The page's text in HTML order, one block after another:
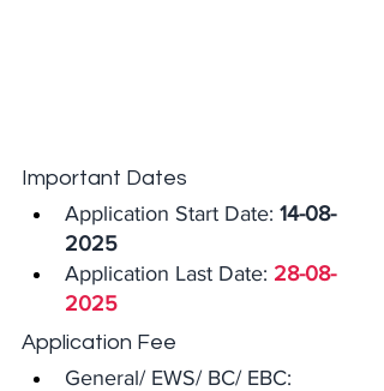
Important Dates
Application Start Date: 14-08-
2025
Application Last Date: 28-08-
2025
Application Fee
General/ EWS/ BC/ EBC: